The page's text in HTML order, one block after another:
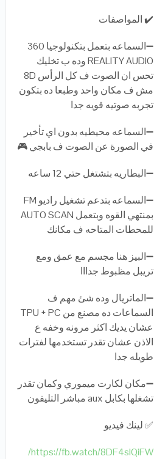
✔️ المواصفات
➖السماعه بتعمل بتكنولوجيا 360
REALITY AUDIO وده ب تخليك
تحس ان الصوت ف كل الرأس 8D
مش ف مكان واحد وطبعا ده بتكون
تجربه صوتيه قويه جدا
➖السماعه محيطيه بدون اي تأخير
في الصورة عن الصوت ف بابجي 🎮
➖البطاريه بتشتغل حتي 12 ساعه
➖السماعه بتدعم تشغيل راديو FM
بمنتهي القوه وبتعمل AUTO SCAN
للمحطات المتاحه ف مكانك
➖البيز هنا مجسم مع عمق ومع
تريبل مظبوط جدااا
➖الماتريال وده شئ مهم ف
السماعات ده مصنع من TPU + PC
عشان يديك اكثر مرونه وخفه ع
الاذن عشان تقدر تستخدمها لفترات
طويله جدا
➖مكان لكارت ميموري وكمان تقدر
تشغلها بكابل aux مباشر التليفون
✅ لينك فيديو
https://fb.watch/8DF4sIQiFW/